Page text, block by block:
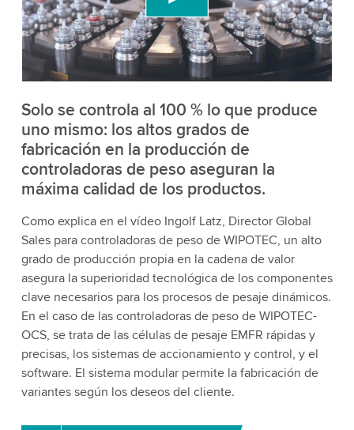
sobre tu actividad. Por favor, revisa los detalles y
acepta el servicio para ver este video.
Aceptar Más información
Solo se controla al 100 % lo que produce
uno mismo: los altos grados de
fabricación en la producción de
controladoras de peso aseguran la
máxima calidad de los productos.
Como explica en el vídeo Ingolf Latz, Director Global
Sales para controladoras de peso de WIPOTEC, un alto
grado de producción propia en la cadena de valor
asegura la superioridad tecnológica de los componentes
clave necesarios para los procesos de pesaje dinámicos.
En el caso de las controladoras de peso de WIPOTEC-
OCS, se trata de las células de pesaje EMFR rápidas y
precisas, los sistemas de accionamiento y control, y el
software. El sistema modular permite la fabricación de
variantes según los deseos del cliente.